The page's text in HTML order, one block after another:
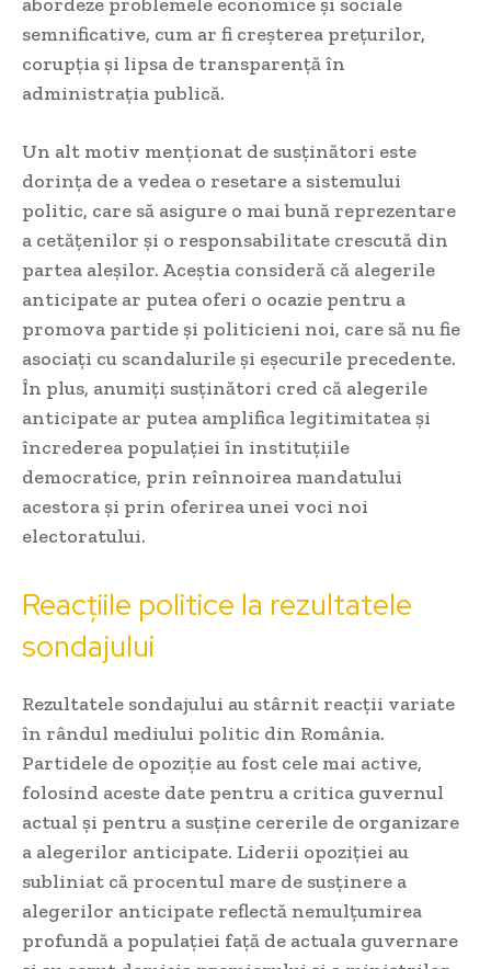
semnificative, cum ar fi creșterea prețurilor,
corupția și lipsa de transparență în
administrația publică.
Un alt motiv menționat de susținători este
dorința de a vedea o resetare a sistemului
politic, care să asigure o mai bună reprezentare
a cetățenilor și o responsabilitate crescută din
partea aleșilor. Aceștia consideră că alegerile
anticipate ar putea oferi o ocazie pentru a
promova partide și politicieni noi, care să nu fie
asociați cu scandalurile și eșecurile precedente.
În plus, anumiți susținători cred că alegerile
anticipate ar putea amplifica legitimitatea și
încrederea populației în instituțiile
democratice, prin reînnoirea mandatului
acestora și prin oferirea unei voci noi
electoratului.
Reacțiile politice la rezultatele
sondajului
Rezultatele sondajului au stârnit reacții variate
în rândul mediului politic din România.
Partidele de opoziție au fost cele mai active,
folosind aceste date pentru a critica guvernul
actual și pentru a susține cererile de organizare
a alegerilor anticipate. Liderii opoziției au
subliniat că procentul mare de susținere a
alegerilor anticipate reflectă nemulțumirea
profundă a populației față de actuala guvernare